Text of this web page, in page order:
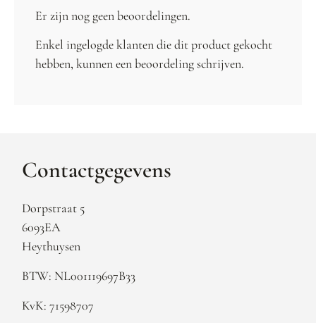
Er zijn nog geen beoordelingen.
Enkel ingelogde klanten die dit product gekocht
hebben, kunnen een beoordeling schrijven.
Contactgegevens
Dorpstraat 5
6093EA
Heythuysen
BTW: NL001119697B33
KvK: 71598707